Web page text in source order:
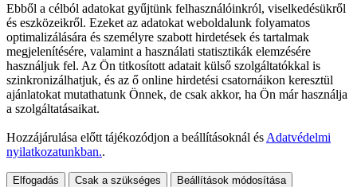
Ebből a célból adatokat gyűjtünk felhasználóinkról, viselkedésükről
és eszközeikről. Ezeket az adatokat weboldalunk folyamatos
optimalizálására és személyre szabott hirdetések és tartalmak
megjelenítésére, valamint a használati statisztikák elemzésére
használjuk fel. Az Ön titkosított adatait külső szolgáltatókkal is
szinkronizálhatjuk, és az ő online hirdetési csatornáikon keresztül
ajánlatokat mutathatunk Önnek, de csak akkor, ha Ön már használja
a szolgáltatásaikat.
Hozzájárulása előtt tájékozódjon a beállításoknál és Adatvédelmi
nyilatkozatunkban..
Elfogadás Csak a szükséges Beállítások módosítása